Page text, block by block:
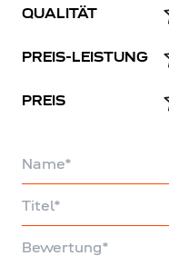
QUALITÄT
PREIS-LEISTUNG
PREIS